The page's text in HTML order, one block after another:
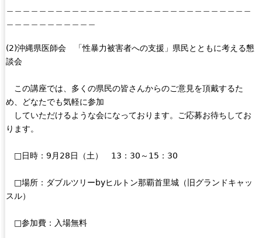
k
n
s
m
i
(2)沖縄県医師会 「性暴力被害者への支援」県民とともに考える懇
談会
この講座では、多くの県民の皆さんからのご意見を頂戴するた
め、どなたでも気軽に参加
していただけるような会になっております。ご応募お待ちしてお
ります。
□日時：9月28日（土） 13：30～15：30
□場所：ダブルツリーbyヒルトン那覇首里城（旧グランドキャッ
スル）
□参加費：入場無料